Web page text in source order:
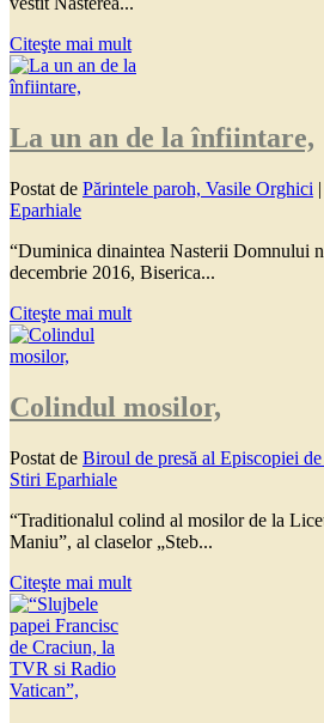
Citeşte mai mult
La un an de la înfiintare,
Postat de Părintele paroh, Vasile Orghici |
Eparhiale
“Duminica dinaintea Nasterii Domnului
decembrie 2016, Biserica...
Citeşte mai mult
Colindul mosilor,
Postat de Biroul de presă al Episcopiei de
Stiri Eparhiale
“Traditionalul colind al mosilor de la
Maniu”, al claselor „Steb...
Citeşte mai mult